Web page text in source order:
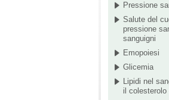
Pressione
Salute del
pressione
sanguigni
Emopoiesi
Glicemia
Lipidi nel
il